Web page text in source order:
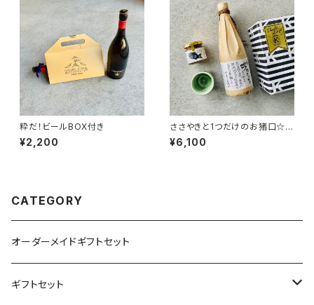
粋だ！ビールBOX付き
¥2,200
ささやきと1つだけのお猪口☆セ
ット
¥6,100
CATEGORY
オーダーメイドギフトセット
ギフトセット